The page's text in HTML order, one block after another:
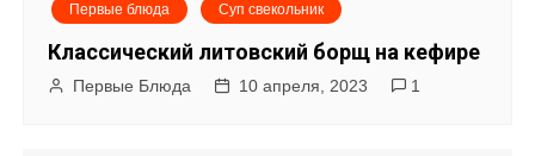
Первые блюда Суп свекольник
Классический литовский борщ на кефире
Первые Блюда 10 апреля, 2023 1